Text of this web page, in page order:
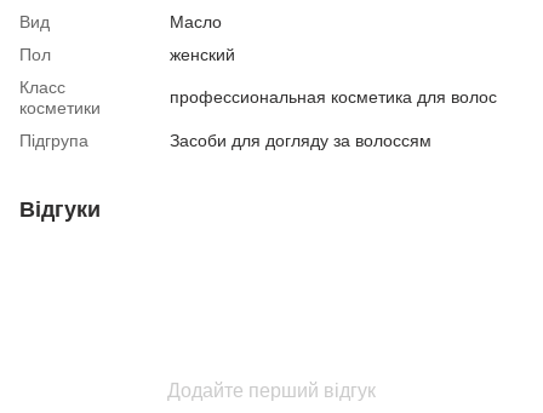
Вид
Масло
Пол
женский
Класс
косметики
профессиональная косметика для волос
Підгрупа Засоби для догляду за волоссям
Відгуки
Додайте перший відгук